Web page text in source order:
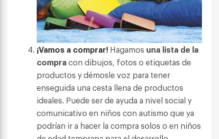
¡Vamos a comprar! Hagamos una lista de la
compracon dibujos, fotos o etiquetas de
productos y démosle voz para tener
enseguida una cesta llena de productos
ideales. Puede ser de ayuda a nivel social y
comunicativo en niños con autismo que ya
podrían ir a hacer la compra solos o en niños